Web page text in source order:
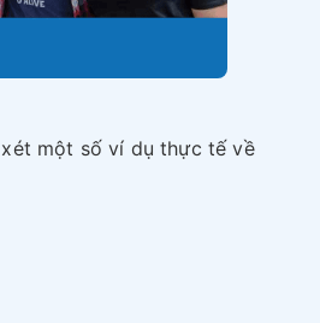
một số ví dụ thực tế về